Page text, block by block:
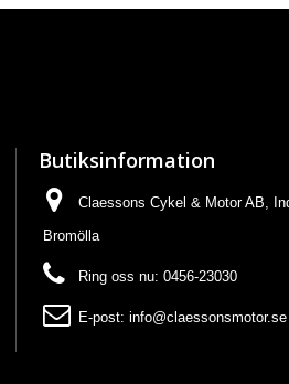
Butiksinformation
Claessons Cykel & Motor AB,
Bromölla
Ring oss nu: 0456-23030
E-post: info@claessonsmotor.se